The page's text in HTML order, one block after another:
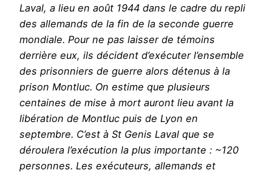
Laval, a lieu en août 1944 dans le cadre du repli
des allemands de la fin de la seconde guerre
mondiale. Pour ne pas laisser de témoins
derrière eux, ils décident d’exécuter l’ensemble
des prisonniers de guerre alors détenus à la
prison Montluc. On estime que plusieurs
centaines de mise à mort auront lieu avant la
libération de Montluc puis de Lyon en
septembre. C’est à St Genis Laval que se
déroulera l’exécution la plus importante : ~120
personnes. Les exécuteurs, allemands et